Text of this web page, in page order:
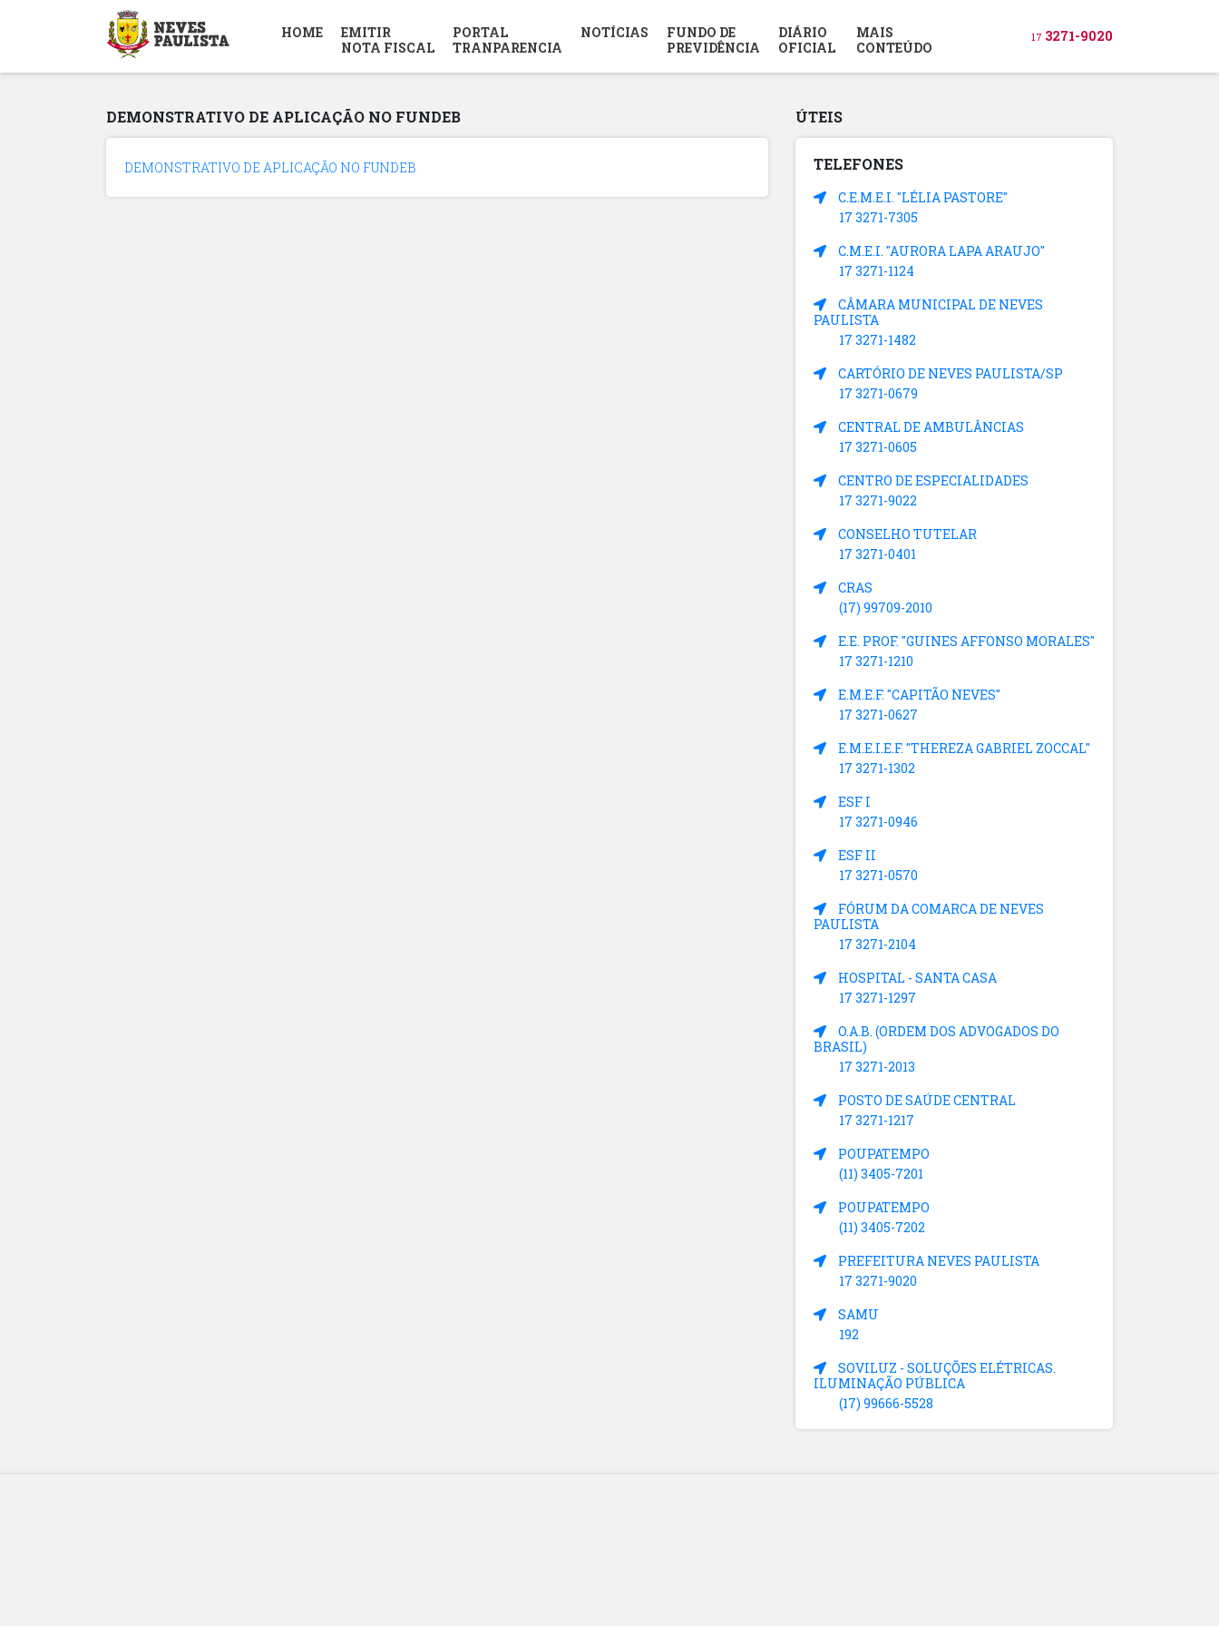
HOME
EMITIR
NOTA FISCAL
PORTAL
TRANPARENCIA
NOTÍCIAS
FUNDO DE
PREVIDÊNCIA
DIÁRIO
OFICIAL
MAIS
CONTEÚDO
17 3271-9020
DEMONSTRATIVO DE APLICAÇÃO NO FUNDEB
DEMONSTRATIVO DE APLICAÇÃO NO FUNDEB
ÚTEIS
TELEFONES
C.E.M.E.I. "LÉLIA PASTORE"
17 3271-7305
C.M.E.I. "AURORA LAPA ARAUJO"
17 3271-1124
CÂMARA MUNICIPAL DE NEVES
PAULISTA
17 3271-1482
CARTÓRIO DE NEVES PAULISTA/SP
17 3271-0679
CENTRAL DE AMBULÂNCIAS
17 3271-0605
CENTRO DE ESPECIALIDADES
17 3271-9022
CONSELHO TUTELAR
17 3271-0401
CRAS
(17) 99709-2010
E.E. PROF. "GUINES AFFONSO MORALES"
17 3271-1210
E.M.E.F. "CAPITÃO NEVES"
17 3271-0627
E.M.E.I.E.F. "THEREZA GABRIEL ZOCCAL"
17 3271-1302
ESF I
17 3271-0946
ESF II
17 3271-0570
FÓRUM DA COMARCA DE NEVES
PAULISTA
17 3271-2104
HOSPITAL - SANTA CASA
17 3271-1297
O.A.B. (ORDEM DOS ADVOGADOS DO
BRASIL)
17 3271-2013
POSTO DE SAÚDE CENTRAL
17 3271-1217
POUPATEMPO
(11) 3405-7201
POUPATEMPO
(11) 3405-7202
PREFEITURA NEVES PAULISTA
17 3271-9020
SAMU
192
SOVILUZ - SOLUÇÕES ELÉTRICAS.
ILUMINAÇÃO PÚBLICA
(17) 99666-5528